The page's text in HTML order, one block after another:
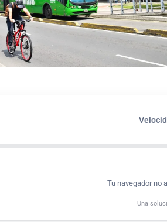
Tu navegador no
Una